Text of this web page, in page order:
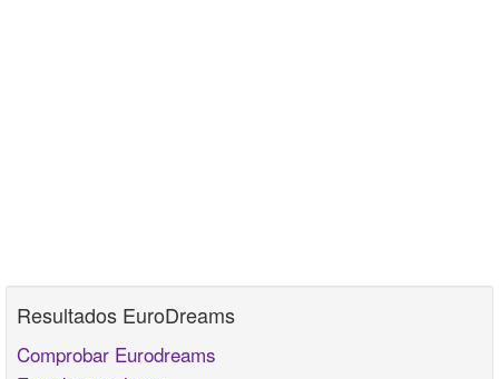
Resultados EuroDreams
Comprobar Eurodreams